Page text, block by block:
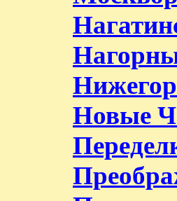
Новые